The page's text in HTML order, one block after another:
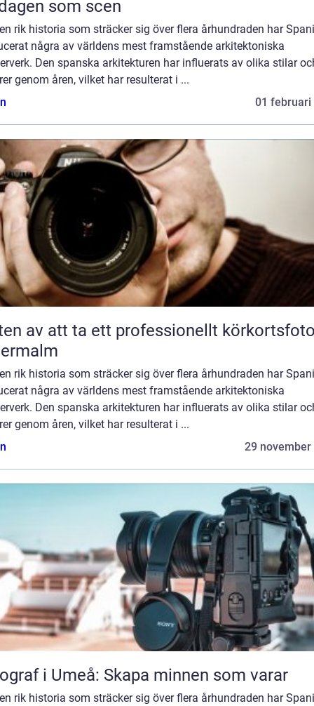
som scen
rik historia som sträcker sig över flera århundraden har
några av världens mest framstående arkitektoniska
Den spanska arkitekturen har influerats av olika stilar
genom åren, vilket har resulterat i ...
01 februari
av att ta ett professionellt
rik historia som sträcker sig över flera århundraden har
några av världens mest framstående arkitektoniska
Den spanska arkitekturen har influerats av olika stilar
genom åren, vilket har resulterat i ...
29 november
i Umeå: Skapa minnen som varar
rik historia som sträcker sig över flera århundraden har